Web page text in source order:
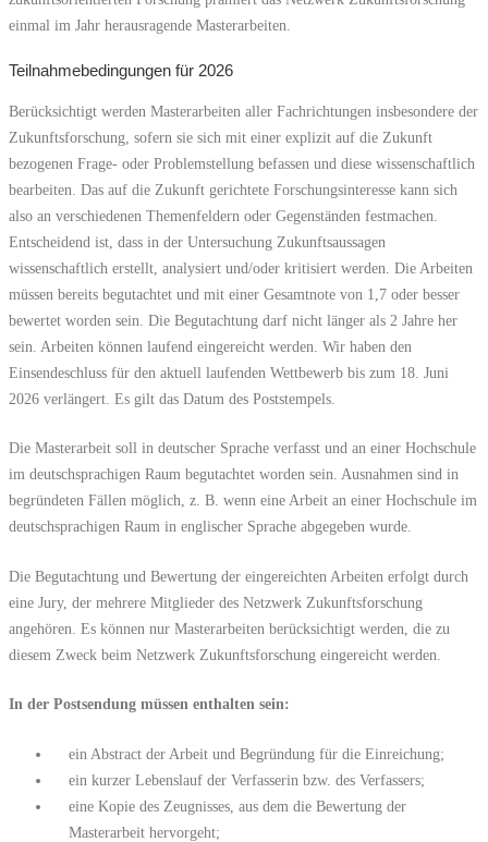
einmal im Jahr herausragende Masterarbeiten.
Teilnahmebedingungen für 2026
Berücksichtigt werden Masterarbeiten aller Fachrichtungen insbesondere der
Zukunftsforschung, sofern sie sich mit einer explizit auf die Zukunft
bezogenen Frage- oder Problemstellung befassen und diese wissenschaftlich
bearbeiten. Das auf die Zukunft gerichtete Forschungsinteresse kann sich
also an verschiedenen Themenfeldern oder Gegenständen festmachen.
Entscheidend ist, dass in der Untersuchung Zukunftsaussagen
wissenschaftlich erstellt, analysiert und/oder kritisiert werden. Die Arbeiten
müssen bereits begutachtet und mit einer Gesamtnote von 1,7 oder besser
bewertet worden sein. Die Begutachtung darf nicht länger als 2 Jahre her
sein. Arbeiten können laufend eingereicht werden. Wir haben den
Einsendeschluss für den aktuell laufenden Wettbewerb bis zum 18. Juni
2026 verlängert. Es gilt das Datum des Poststempels.
Die Masterarbeit soll in deutscher Sprache verfasst und an einer Hochschule
im deutschsprachigen Raum begutachtet worden sein. Ausnahmen sind in
begründeten Fällen möglich, z. B. wenn eine Arbeit an einer Hochschule im
deutschsprachigen Raum in englischer Sprache abgegeben wurde.
Die Begutachtung und Bewertung der eingereichten Arbeiten erfolgt durch
eine Jury, der mehrere Mitglieder des Netzwerk Zukunftsforschung
angehören. Es können nur Masterarbeiten berücksichtigt werden, die zu
diesem Zweck beim Netzwerk Zukunftsforschung eingereicht werden.
In der Postsendung müssen enthalten sein:
ein Abstract der Arbeit und Begründung für die Einreichung;
ein kurzer Lebenslauf der Verfasserin bzw. des Verfassers;
eine Kopie des Zeugnisses, aus dem die Bewertung der
Masterarbeit hervorgeht;